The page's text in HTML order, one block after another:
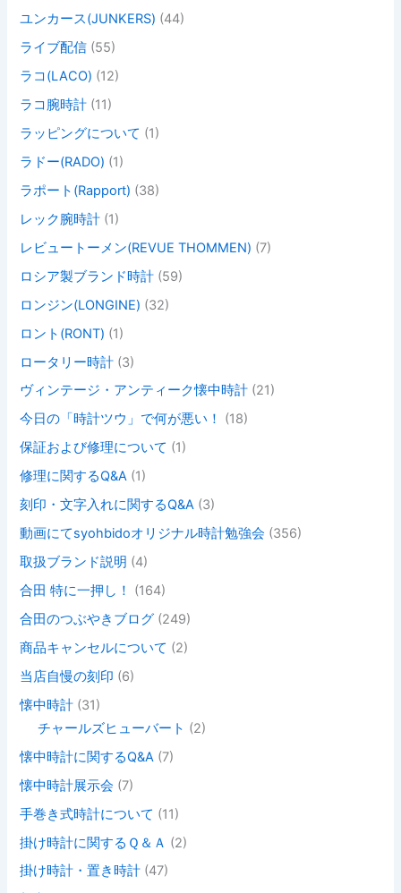
ユンカース(JUNKERS) (44)
ライブ配信 (55)
ラコ(LACO) (12)
ラコ腕時計 (11)
ラッピングについて (1)
ラドー(RADO) (1)
ラポート(Rapport) (38)
レック腕時計 (1)
レビュートーメン(REVUE THOMMEN) (7)
ロシア製ブランド時計 (59)
ロンジン(LONGINE) (32)
ロント(RONT) (1)
ロータリー時計 (3)
ヴィンテージ・アンティーク懐中時計 (21)
今日の「時計ツウ」で何が悪い！
(18)
保証および修理について (1)
修理に関するQ&A (1)
刻印・文字入れに関するQ&A (3)
動画にてsyohbidoオリジナル時計勉強会 (356)
取扱ブランド説明 (4)
合田 特に一押し！
(164)
合田のつぶやきブログ (249)
商品キャンセルについて (2)
当店自慢の刻印 (6)
懐中時計 (31)
チャールズヒューバート (2)
懐中時計に関するQ&A (7)
懐中時計展示会 (7)
手巻き式時計について (11)
掛け時計に関するＱ＆Ａ (2)
掛け時計・置き時計 (47)